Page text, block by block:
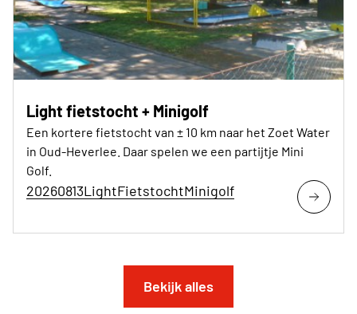
Light fietstocht + Minigolf
Een kortere fietstocht van ± 10 km naar het Zoet Water
in Oud-Heverlee. Daar spelen we een partijtje Mini
Golf.
20260813LightFietstochtMinigolf
Bekijk alles